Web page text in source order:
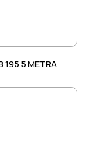
195 5 METRA